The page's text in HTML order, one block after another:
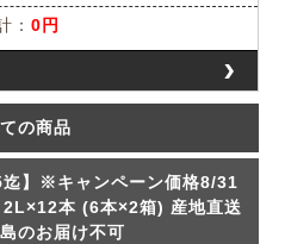
： 0円
の商品
迄】※キャンペーン価格8/31
2L×12本 (6本×2箱) 産地直送
のお届け不可